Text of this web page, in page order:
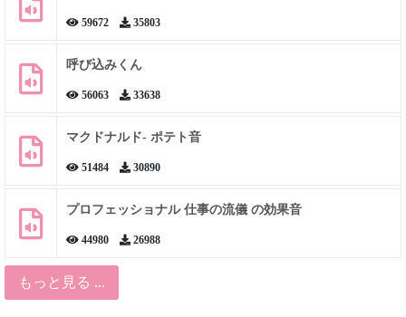
59672 35803
呼び込みくん
56063 33638
マクドナルド- ポテト音
51484 30890
プロフェッショナル 仕事の流儀 の効果音
44980 26988
もっと見る ...